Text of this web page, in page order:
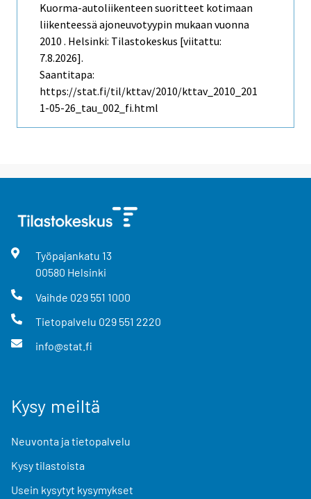
Kuorma-autoliikenteen suoritteet kotimaan
liikenteessä ajoneuvotyypin mukaan vuonna
2010 . Helsinki: Tilastokeskus [viitattu:
7.8.2026].
Saantitapa:
https://stat.fi/til/kttav/2010/kttav_2010_201
1-05-26_tau_002_fi.html
Työpajankatu 13
00580 Helsinki
Vaihde 029 551 1000
Tietopalvelu 029 551 2220
info@stat.fi
Kysy meiltä
Neuvonta ja tietopalvelu
Kysy tilastoista
Usein kysytyt kysymykset